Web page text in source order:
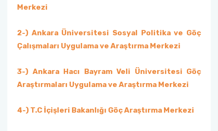
Merkezi
2-) Ankara Üniversitesi Sosyal Politika ve Göç
Çalışmaları Uygulama ve Araştırma Merkezi
3-) Ankara Hacı Bayram Veli Üniversitesi Göç
Araştırmaları Uygulama ve Araştırma Merkezi
4-) T.C İçişleri Bakanlığı Göç Araştırma Merkezi
Eskişehir ‘Kökler ve Kanatlar’ Karma Resim ve
ASPAG Araştırma Ekibinden Uluslararası Başarı
Karma Sergisi
Dostluk Gezisi Programı